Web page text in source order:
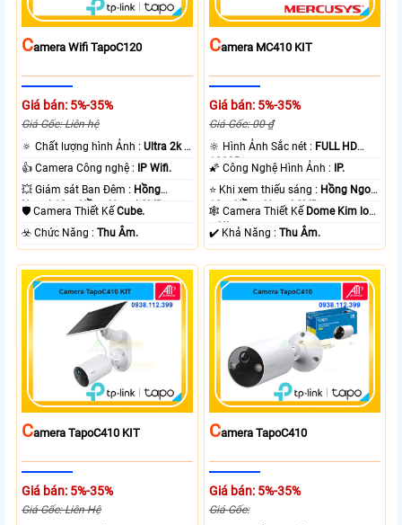
CAmera Wifi TapoC120
Giá bán: 5%-35%
Giá Gốc: Liên hệ
🔅 Chất lượng hình Ảnh :Ultra 2k +
.
👍 Camera Công nghệ :
IP Wifi.
💥 Giám sát Ban Đêm : Hồng
Ngoại 10m Hồng Ngoại SMD.
🛡 Camera Thiết KếCube.
️☣️ Chức Năng :Thu Âm.
CAmera MC410 KIT
Giá bán: 5%-35%
Giá Gốc: 00 ₫
🔆 Hình Ảnh Sắc nét : FULL HD
1080P .
🌠 Công Nghệ Hình Ảnh :
IP.
⭐ Khi xem thiếu sáng : Hồng Ngoại
10m Hồng Ngoại SMD.
🕸️ Camera Thiết Kế Dome Kim loại
+ Nhựa.
️✔️ Khả Năng :Thu Âm.
CAmera TapoC410 KIT
Giá bán: 5%-35%
Giá Gốc: Liên Hệ
CAmera TapoC410
Giá bán: 5%-35%
Giá Gốc: